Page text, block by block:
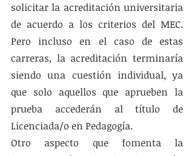
solicitar la acreditación universitaria
de acuerdo a los criterios del MEC.
Pero incluso en el caso de estas
carreras, la acreditación terminaría
siendo una cuestión individual, ya
que solo aquellos que aprueben la
prueba accederán al título de
Licenciada/o en Pedagogía.
Otro aspecto que fomenta la